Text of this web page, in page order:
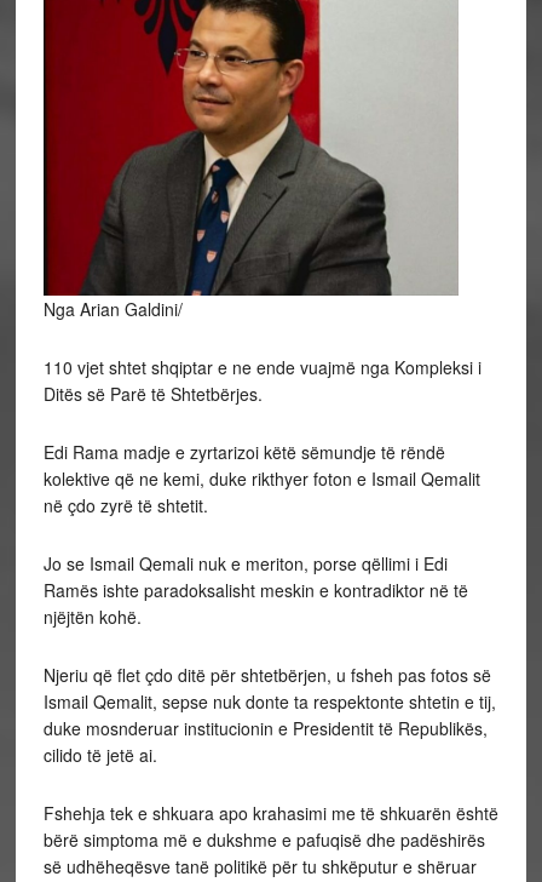
Nga Arian Galdini/
110 vjet shtet shqiptar e ne ende vuajmë nga Kompleksi i
Ditës së Parë të Shtetbërjes.
Edi Rama madje e zyrtarizoi këtë sëmundje të rëndë
kolektive që ne kemi, duke rikthyer foton e Ismail Qemalit
në çdo zyrë të shtetit.
Jo se Ismail Qemali nuk e meriton, porse qëllimi i Edi
Ramës ishte paradoksalisht meskin e kontradiktor në të
njëjtën kohë.
Njeriu që flet çdo ditë për shtetbërjen, u fsheh pas fotos së
Ismail Qemalit, sepse nuk donte ta respektonte shtetin e tij,
duke mosnderuar institucionin e Presidentit të Republikës,
cilido të jetë ai.
Fshehja tek e shkuara apo krahasimi me të shkuarën është
bërë simptoma më e dukshme e pafuqisë dhe padëshirës
së udhëheqësve tanë politikë për tu shkëputur e shëruar